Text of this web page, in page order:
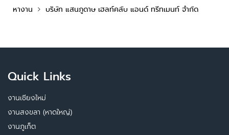
หางาน บริษัท แสนภูดาษ เฮลท์คลับ แอนด์ ทรีทเมนท์ จำกัด
Quick Links
งานเชียงใหม่
งานสงขลา (หาดใหญ่)
งานภูเก็ต